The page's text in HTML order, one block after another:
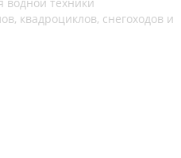
квадроциклов, снегоходов и